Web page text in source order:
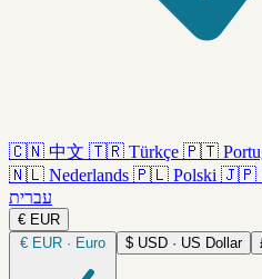
🇨🇳 中文 🇹🇷 Türkçe 🇵🇹
🇳🇱 Nederlands 🇵🇱 Polski 🇯🇵
עברית
€ EUR
€ EUR · Euro $ USD · US Dollar